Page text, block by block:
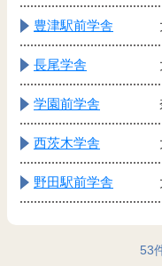
豊津駅前学舎
長尾学舎
学園前学舎
西茨木学舎
野田駅前学舎
53